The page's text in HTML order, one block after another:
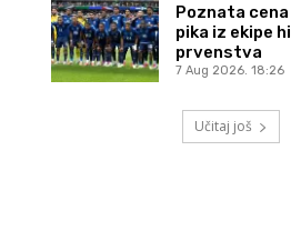
Poznata
pika iz ekipe
prvenstva
7 Aug 2026. 18:26
Učitaj još